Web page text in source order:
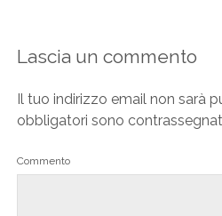
Lascia un commento
Il tuo indirizzo email non sarà
obbligatori sono
Commento